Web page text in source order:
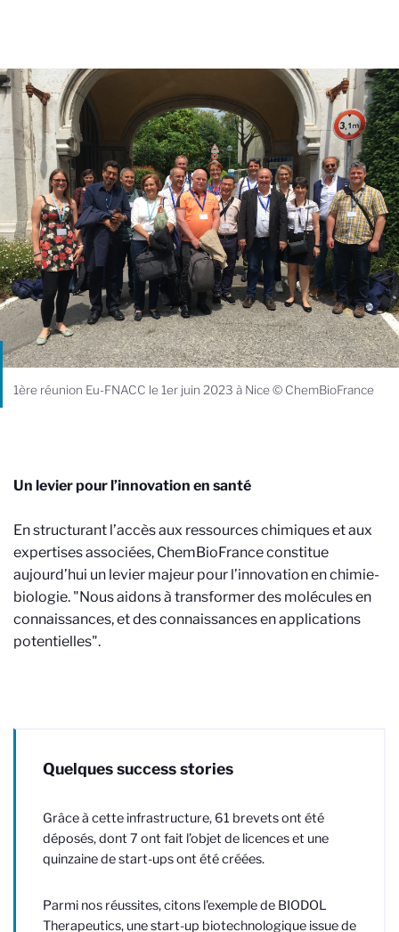
1ère réunion Eu-FNACC le 1er juin 2023 à Nice © ChemBioFrance
Un levier pour l’innovation en santé
En structurant l’accès aux ressources chimiques et aux
expertises associées, ChemBioFrance constitue
aujourd’hui un levier majeur pour l’innovation en chimie-
biologie. "Nous aidons à transformer des molécules en
connaissances, et des connaissances en applications
potentielles".
Quelques success stories
Grâce à cette infrastructure, 61 brevets ont été
déposés, dont 7 ont fait l’objet de licences et une
quinzaine de start-ups ont été créées.
Parmi nos réussites, citons l'exemple de BIODOL
Therapeutics, une start-up biotechnologique issue de